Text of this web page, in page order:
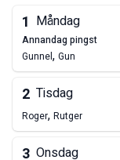
1 Måndag
annandag pingst
Gunnel, Gun
2 Tisdag
Roger, Rutger
3 Onsdag